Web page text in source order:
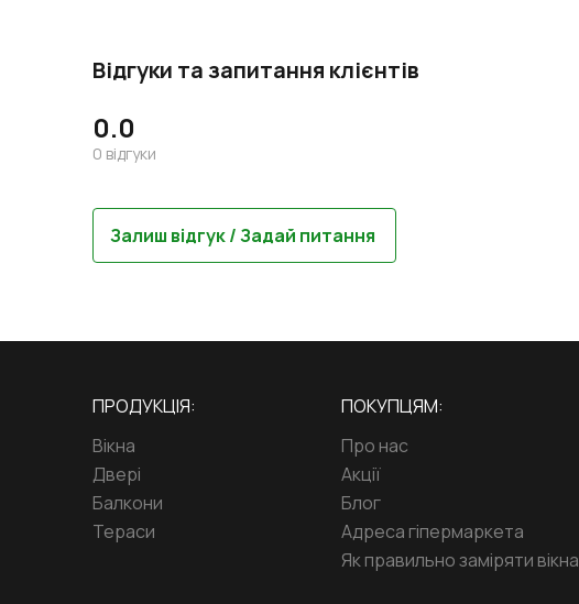
Відгуки та запитання клієнтів
0.0
0 відгуки
Залиш відгук / Задай питання
ПРОДУКЦІЯ:
Вікна
Двері
Балкони
Тераси
ПОКУПЦЯМ:
Про нас
Акції
Блог
Адреса гіпермаркета
Як правильно заміряти вікна